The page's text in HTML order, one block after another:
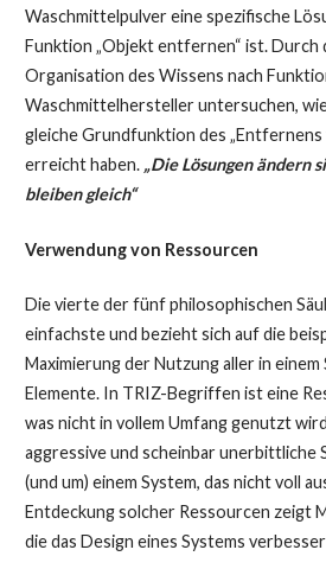
Waschmittelpulver eine spezifische
Funktion „Objekt entfernen“ ist. Durch
Organisation des Wissens nach
Waschmittelhersteller untersuchen,
gleiche Grundfunktion des
erreicht haben. „Die Lösungen ändern
bleiben gleich“
Verwendung von Ressourcen
Die vierte der fünf philosophischen
einfachste und bezieht sich auf die
Maximierung der Nutzung aller in
Elemente. In TRIZ-Begriffen ist eine
was nicht in vollem Umfang genutzt
aggressive und scheinbar unerbittliche
(und um) einem System, das nicht voll
Entdeckung solcher Ressourcen zeigt
die das Design eines Systems